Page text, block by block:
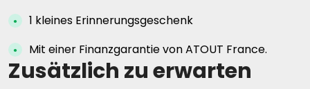
1 kleines Erinnerungsgeschenk
Mit einer Finanzgarantie von ATOUT France.
Zusätzlich zu erwarten